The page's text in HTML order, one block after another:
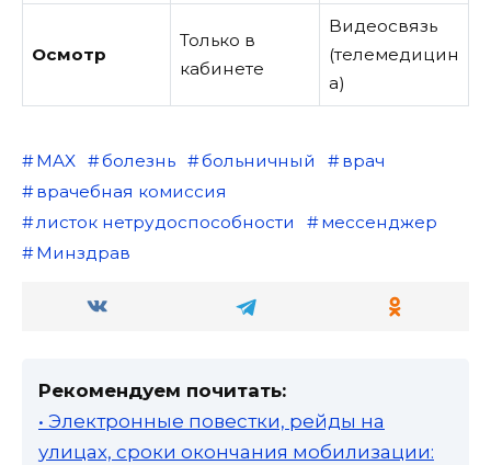
Осмотр
Только в
кабинете
Видеосвязь
(телемедицин
а)
MAX болезнь больничный
врач
врачебная комиссия
листок нетрудоспособности
мессенджер
Минздрав
Рекомендуем почитать:
• Электронные повестки, рейды на
улицах, сроки окончания мобилизации: